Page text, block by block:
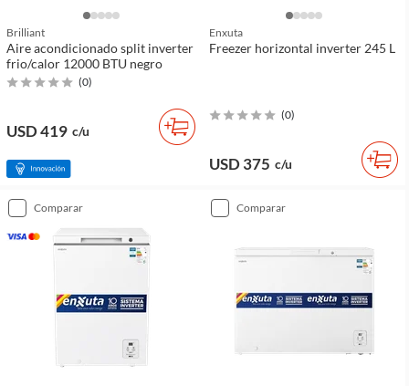
Brilliant
Aire acondicionado split inverter
frio/calor 12000 BTU negro
(0)
USD 419 c/u
Enxuta
Freezer horizontal inverter 245 L
(0)
USD 375 c/u
comparar comparar